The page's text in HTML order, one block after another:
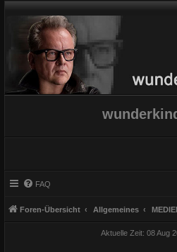
FAQ
Foren-Übersicht Allgemeines
Aktuelle Zeit: 08 Aug